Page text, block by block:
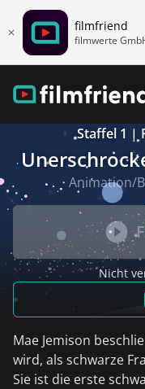
filmfriend
filmwerte
Staffel 1 |
Animation/
Nicht
Mae Jemison
wird, als schwarze
Sie ist die erste